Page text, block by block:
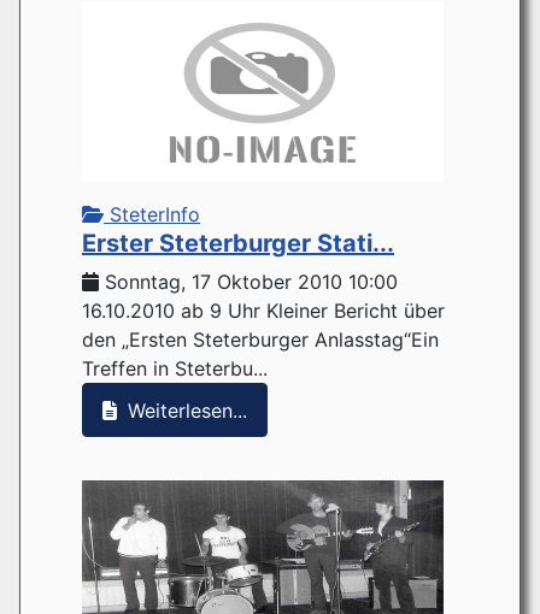
SteterInfo
Erster Steterburger Stati...
Sonntag, 17 Oktober 2010 10:00
16.10.2010 ab 9 Uhr Kleiner Bericht über
den „Ersten Steterburger Anlasstag“Ein
Treffen in Steterbu...
Weiterlesen...